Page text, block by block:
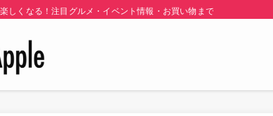
しくなる！注目グルメ・イベント情報・お買い物まで秋田の旬の街